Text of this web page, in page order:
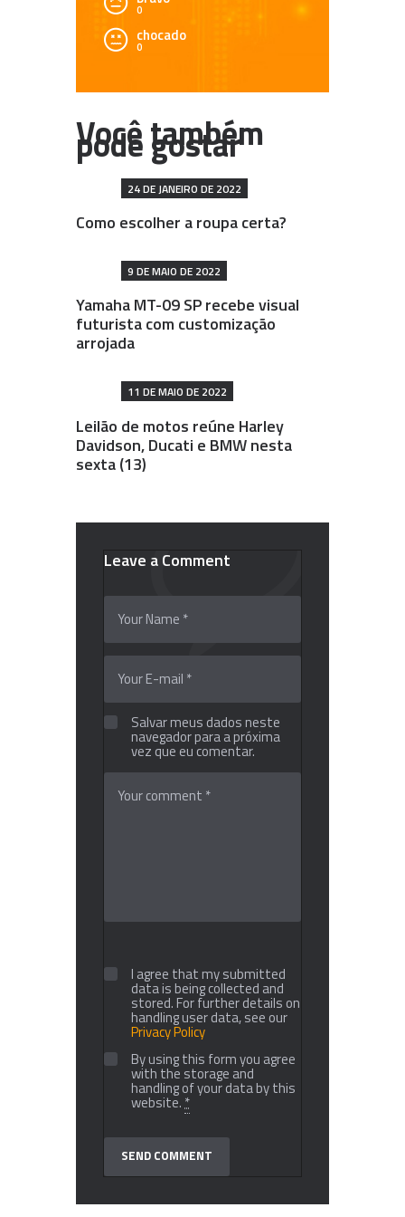
0
chocado
0
24 DE JANEIRO DE 2022
Como escolher a roupa certa?
9 DE MAIO DE 2022
Yamaha MT-09 SP recebe visual
futurista com customização
arrojada
11 DE MAIO DE 2022
Leilão de motos reúne Harley
Davidson, Ducati e BMW nesta
sexta (13)
Leave a Comment
Salvar meus dados neste
navegador para a próxima
vez que eu comentar.
I agree that my submitted
data is being collected and
stored. For further details on
handling user data, see our
Privacy Policy
By using this form you agree
with the storage and
handling of your data by this
website.*